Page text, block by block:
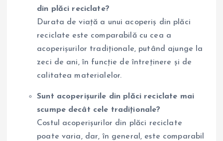
din plăci reciclate?
Durata de viață a unui acoperiș din plăci
reciclate este comparabilă cu cea a
acoperișurilor tradiționale, putând ajunge la
zeci de ani, în funcție de întreținere și de
calitatea materialelor.
Sunt acoperișurile din plăci reciclate mai
scumpe decât cele tradiționale?
Costul acoperișurilor din plăci reciclate
poate varia, dar, în general, este comparabil